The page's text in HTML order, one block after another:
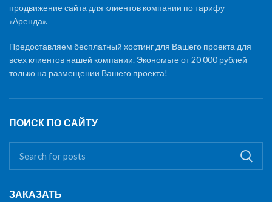
продвижение сайта для клиентов компании по тарифу
«Аренда».
Предоставляем бесплатный хостинг для Вашего проекта для
всех клиентов нашей компании. Экономьте от 20 000 рублей
только на размещении Вашего проекта!
ПОИСК ПО САЙТУ
ЗАКАЗАТЬ